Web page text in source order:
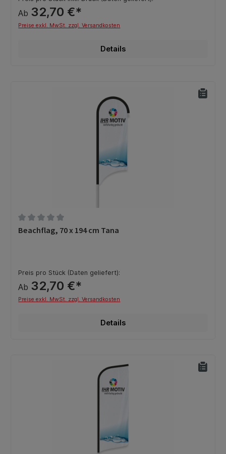
Ab 32,70 €*
Preise exkl. MwSt. zzgl. Versandkosten
Details
Durchschnittliche Bewertung von 0 von 5 Sternen
Beachflag, 70 x 194 cm Tana
Preis pro Stück (Daten geliefert):
Ab 32,70 €*
Preise exkl. MwSt. zzgl. Versandkosten
Details